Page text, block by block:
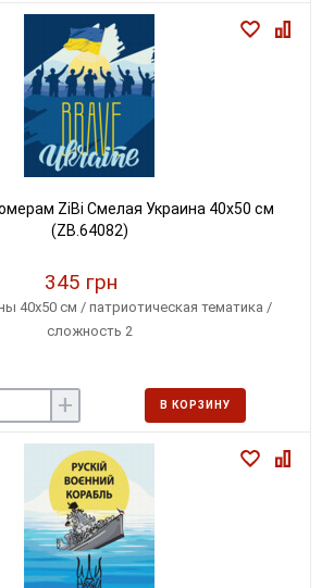
ZiBi Смелая Украина 40х50 см
(ZB.64082)
345 грн
40х50 см / патриотическая тематика /
сложность 2
+ В КОРЗИНУ